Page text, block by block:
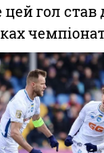
гол став